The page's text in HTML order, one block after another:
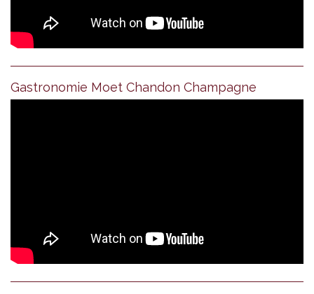
Gastronomie Moet Chandon Champagne